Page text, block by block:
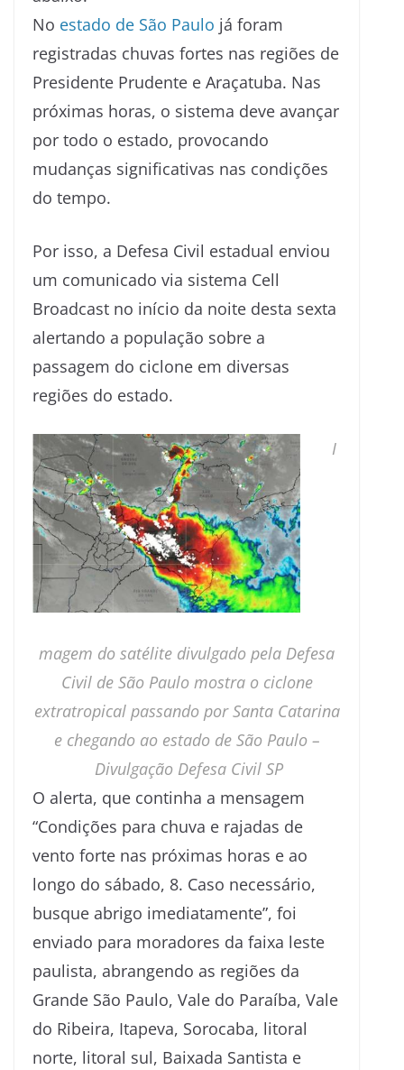
No estado de São Paulo já foram
registradas chuvas fortes nas regiões de
Presidente Prudente e Araçatuba. Nas
próximas horas, o sistema deve avançar
por todo o estado, provocando
mudanças significativas nas condições
do tempo.
Por isso, a Defesa Civil estadual enviou
um comunicado via sistema Cell
Broadcast no início da noite desta sexta
alertando a população sobre a
passagem do ciclone em diversas
regiões do estado.
I
magem do satélite divulgado pela Defesa
Civil de São Paulo mostra o ciclone
extratropical passando por Santa Catarina
e chegando ao estado de São Paulo –
Divulgação Defesa Civil SP
O alerta, que continha a mensagem
“Condições para chuva e rajadas de
vento forte nas próximas horas e ao
longo do sábado, 8. Caso necessário,
busque abrigo imediatamente”, foi
enviado para moradores da faixa leste
paulista, abrangendo as regiões da
Grande São Paulo, Vale do Paraíba, Vale
do Ribeira, Itapeva, Sorocaba, litoral
norte, litoral sul, Baixada Santista e